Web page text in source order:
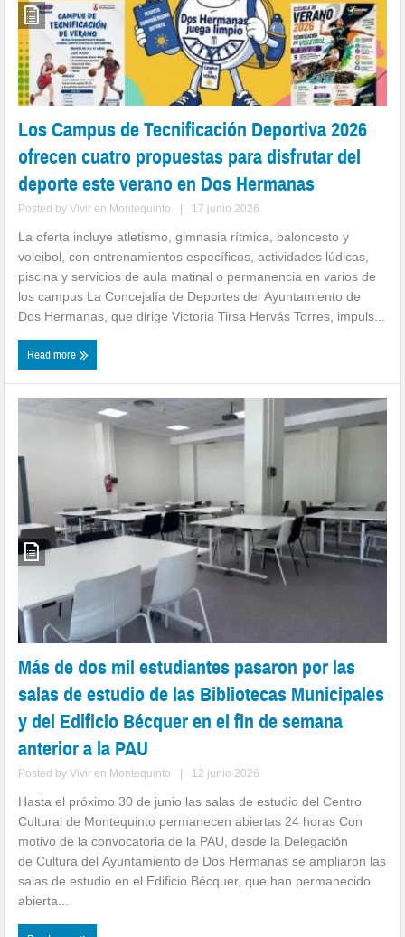
Los Campus de Tecnificación Deportiva 2026
ofrecen cuatro propuestas para disfrutar del
deporte este verano en Dos Hermanas
Posted byVivir en Montequinto 17 junio 2026
La oferta incluye atletismo, gimnasia rítmica, baloncesto y
voleibol, con entrenamientos específicos, actividades lúdicas,
piscina y servicios de aula matinal o permanencia en varios de
los campus La Concejalía de Deportes del Ayuntamiento de
Dos Hermanas, que dirige Victoria Tirsa Hervás Torres, impuls...
Read more
Más de dos mil estudiantes pasaron por las
salas de estudio de las Bibliotecas Municipales
y del Edificio Bécquer en el fin de semana
anterior a la PAU
Posted byVivir en Montequinto | 12 junio 2026
Hasta el próximo 30 de junio las salas de estudio del Centro
Cultural de Montequinto permanecen abiertas 24 horas Con
motivo de la convocatoria de la PAU, desde la Delegación
de Cultura del Ayuntamiento de Dos Hermanas se ampliaron las
salas de estudio en el Edificio Bécquer, que han permanecido
abierta...